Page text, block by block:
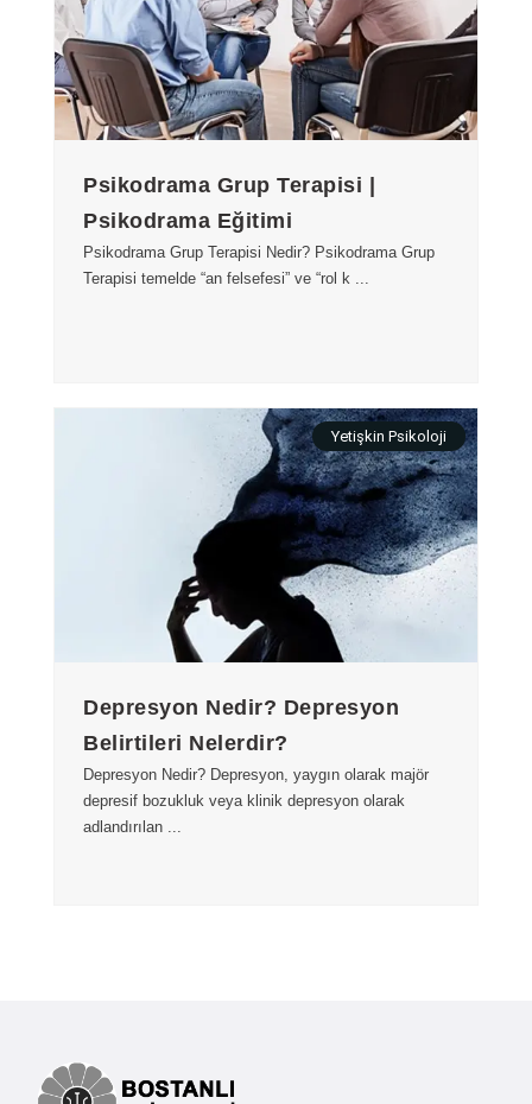
Psikodrama Grup Terapisi |
Psikodrama Eğitimi
Psikodrama Grup Terapisi Nedir? Psikodrama Grup
Terapisi temelde “an felsefesi” ve “rol k ...
Yetişkin Psikoloji
Depresyon Nedir? Depresyon
Belirtileri Nelerdir?
Depresyon Nedir? Depresyon, yaygın olarak majör
depresif bozukluk veya klinik depresyon olarak
adlandırılan ...